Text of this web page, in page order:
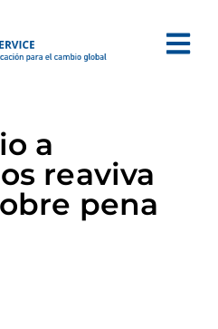
a
reaviva
pena